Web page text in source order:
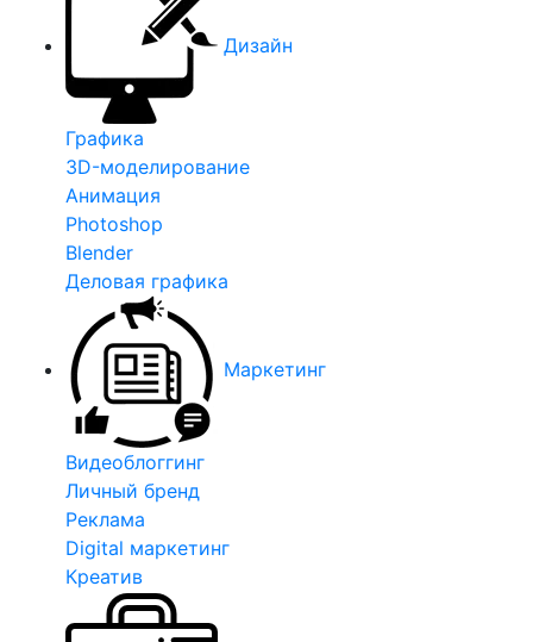
Дизайн
Графика
3D-моделирование
Анимация
Photoshop
Blender
Деловая графика
Маркетинг
Видеоблоггинг
Личный бренд
Реклама
Digital маркетинг
Креатив